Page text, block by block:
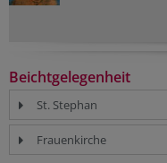
Beichtgelegenheit
St. Stephan
Frauenkirche